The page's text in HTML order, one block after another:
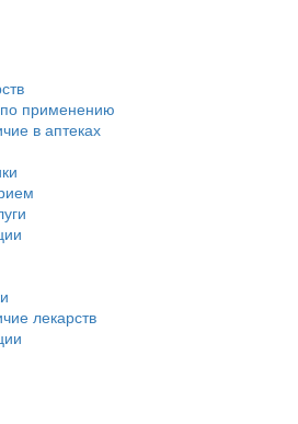
применению
в аптеках
лекарств